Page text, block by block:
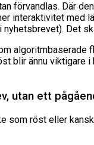
förvandlas. Där
interaktivitet med
Det
blir ännu viktigare
utan ett
röst eller